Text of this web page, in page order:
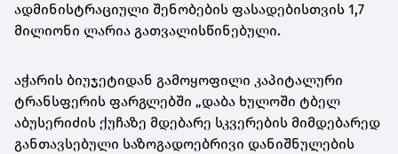
ადმინისტრაციული შენობების ფასადებისთვის 1,7
მილიონი ლარია გათვალისწინებული.
აჭარის ბიუჯეტიდან გამოყოფილი კაპიტალური
ტრანსფერის ფარგლებში „დაბა ხულოში ტბელ
აბუსერიძის ქუჩაზე მდებარე სკვერების მიმდებარედ
განთავსებული საზოგადოებრივი დანიშნულების